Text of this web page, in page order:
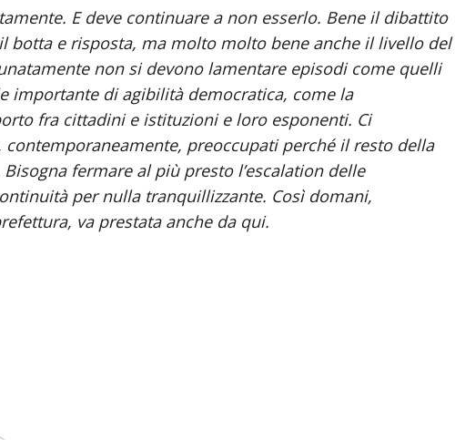
E deve continuare a non esserlo. Bene il dibattito
botta e risposta, ma molto molto bene anche il livello del
non si devono lamentare episodi come quelli
importante di agibilità democratica, come la
fra cittadini e istituzioni e loro esponenti. Ci
preoccupati perché il resto della
fermare al più presto l’escalation delle
per nulla tranquillizzante. Così domani,
va prestata anche da qui.